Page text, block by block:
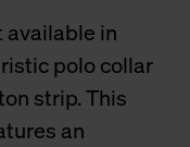
available in
polo collar
strip. This
an